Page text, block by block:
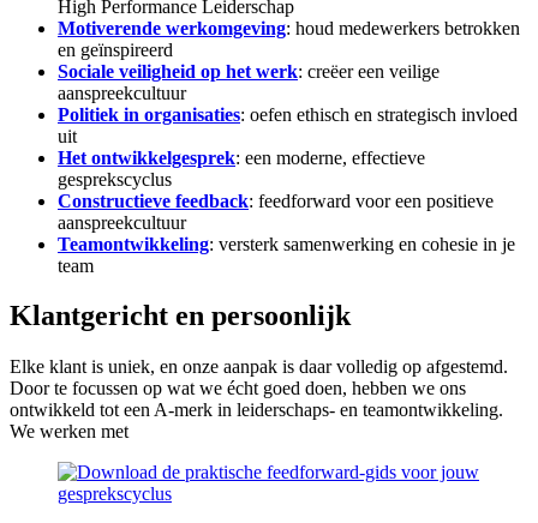
High Performance Leiderschap
Motiverende werkomgeving: houd medewerkers betrokken
en geïnspireerd
Sociale veiligheid op het werk: creëer een veilige
aanspreekcultuur
Politiek in organisaties: oefen ethisch en strategisch invloed
uit
Het ontwikkelgesprek: een moderne, effectieve
gesprekscyclus
Constructieve feedback: feedforward voor een positieve
aanspreekcultuur
Teamontwikkeling: versterk samenwerking en cohesie in je
team
Klantgericht en persoonlijk
Elke klant is uniek, en onze aanpak is daar volledig op afgestemd.
Door te focussen op wat we écht goed doen, hebben we ons
ontwikkeld tot een A-merk in leiderschaps- en teamontwikkeling.
We werken met